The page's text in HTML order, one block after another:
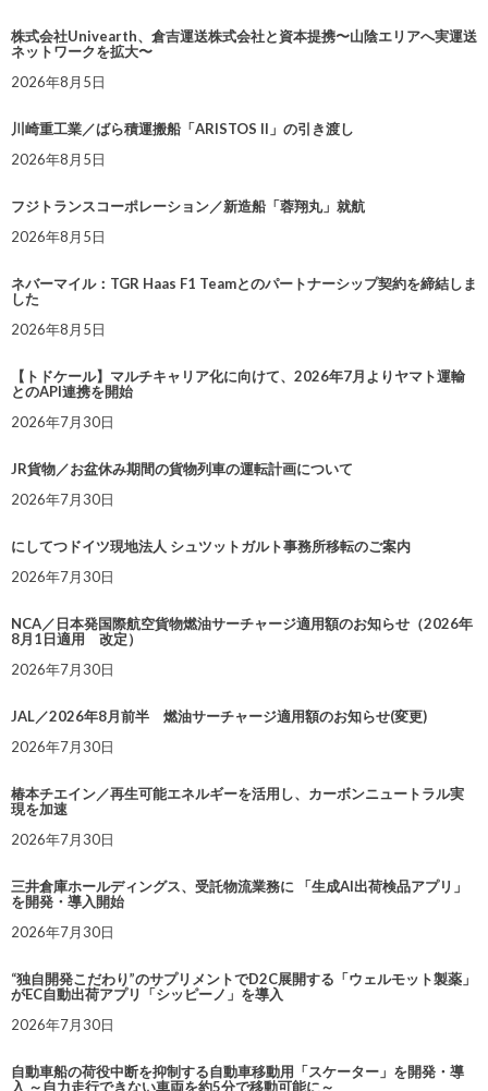
株式会社Univearth、倉吉運送株式会社と資本提携〜山陰エリアへ実運送
ネットワークを拡大〜
2026年8月5日
川崎重工業／ばら積運搬船「ARISTOS II」の引き渡し
2026年8月5日
フジトランスコーポレーション／新造船「蓉翔丸」就航
2026年8月5日
ネバーマイル：TGR Haas F1 Teamとのパートナーシップ契約を締結しま
した
2026年8月5日
【トドケール】マルチキャリア化に向けて、2026年7月よりヤマト運輸
とのAPI連携を開始
2026年7月30日
JR貨物／お盆休み期間の貨物列車の運転計画について
2026年7月30日
にしてつドイツ現地法人 シュツットガルト事務所移転のご案内
2026年7月30日
NCA／日本発国際航空貨物燃油サーチャージ適用額のお知らせ（2026年
8月1日適用 改定）
2026年7月30日
JAL／2026年8月前半 燃油サーチャージ適用額のお知らせ(変更)
2026年7月30日
椿本チエイン／再生可能エネルギーを活用し、カーボンニュートラル実
現を加速
2026年7月30日
三井倉庫ホールディングス、受託物流業務に 「生成AI出荷検品アプリ」
を開発・導入開始
2026年7月30日
“独自開発こだわり”のサプリメントでD2C展開する「ウェルモット製薬」
がEC自動出荷アプリ「シッピーノ」を導入
2026年7月30日
自動車船の荷役中断を抑制する自動車移動用「スケーター」を開発・導
入 ～自力走行できない車両を約5分で移動可能に～